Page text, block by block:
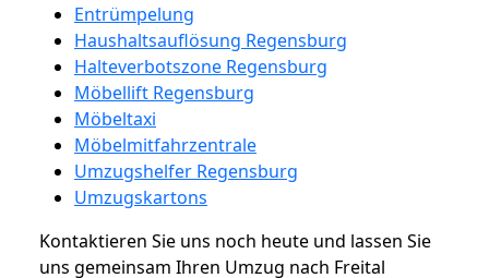
Entrümpelung
Haushaltsauflösung Regensburg
Halteverbotszone Regensburg
Möbellift Regensburg
Möbeltaxi
Möbelmitfahrzentrale
Umzugshelfer Regensburg
Umzugskartons
Kontaktieren Sie uns noch heute und lassen Sie
uns gemeinsam Ihren Umzug nach Freital